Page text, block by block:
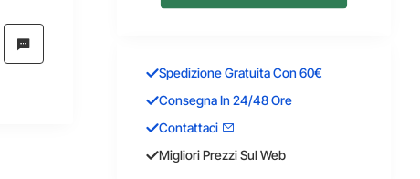
Spedizione Gratuita Con 60€
Consegna In 24/48 Ore
Contattaci
Migliori Prezzi Sul Web